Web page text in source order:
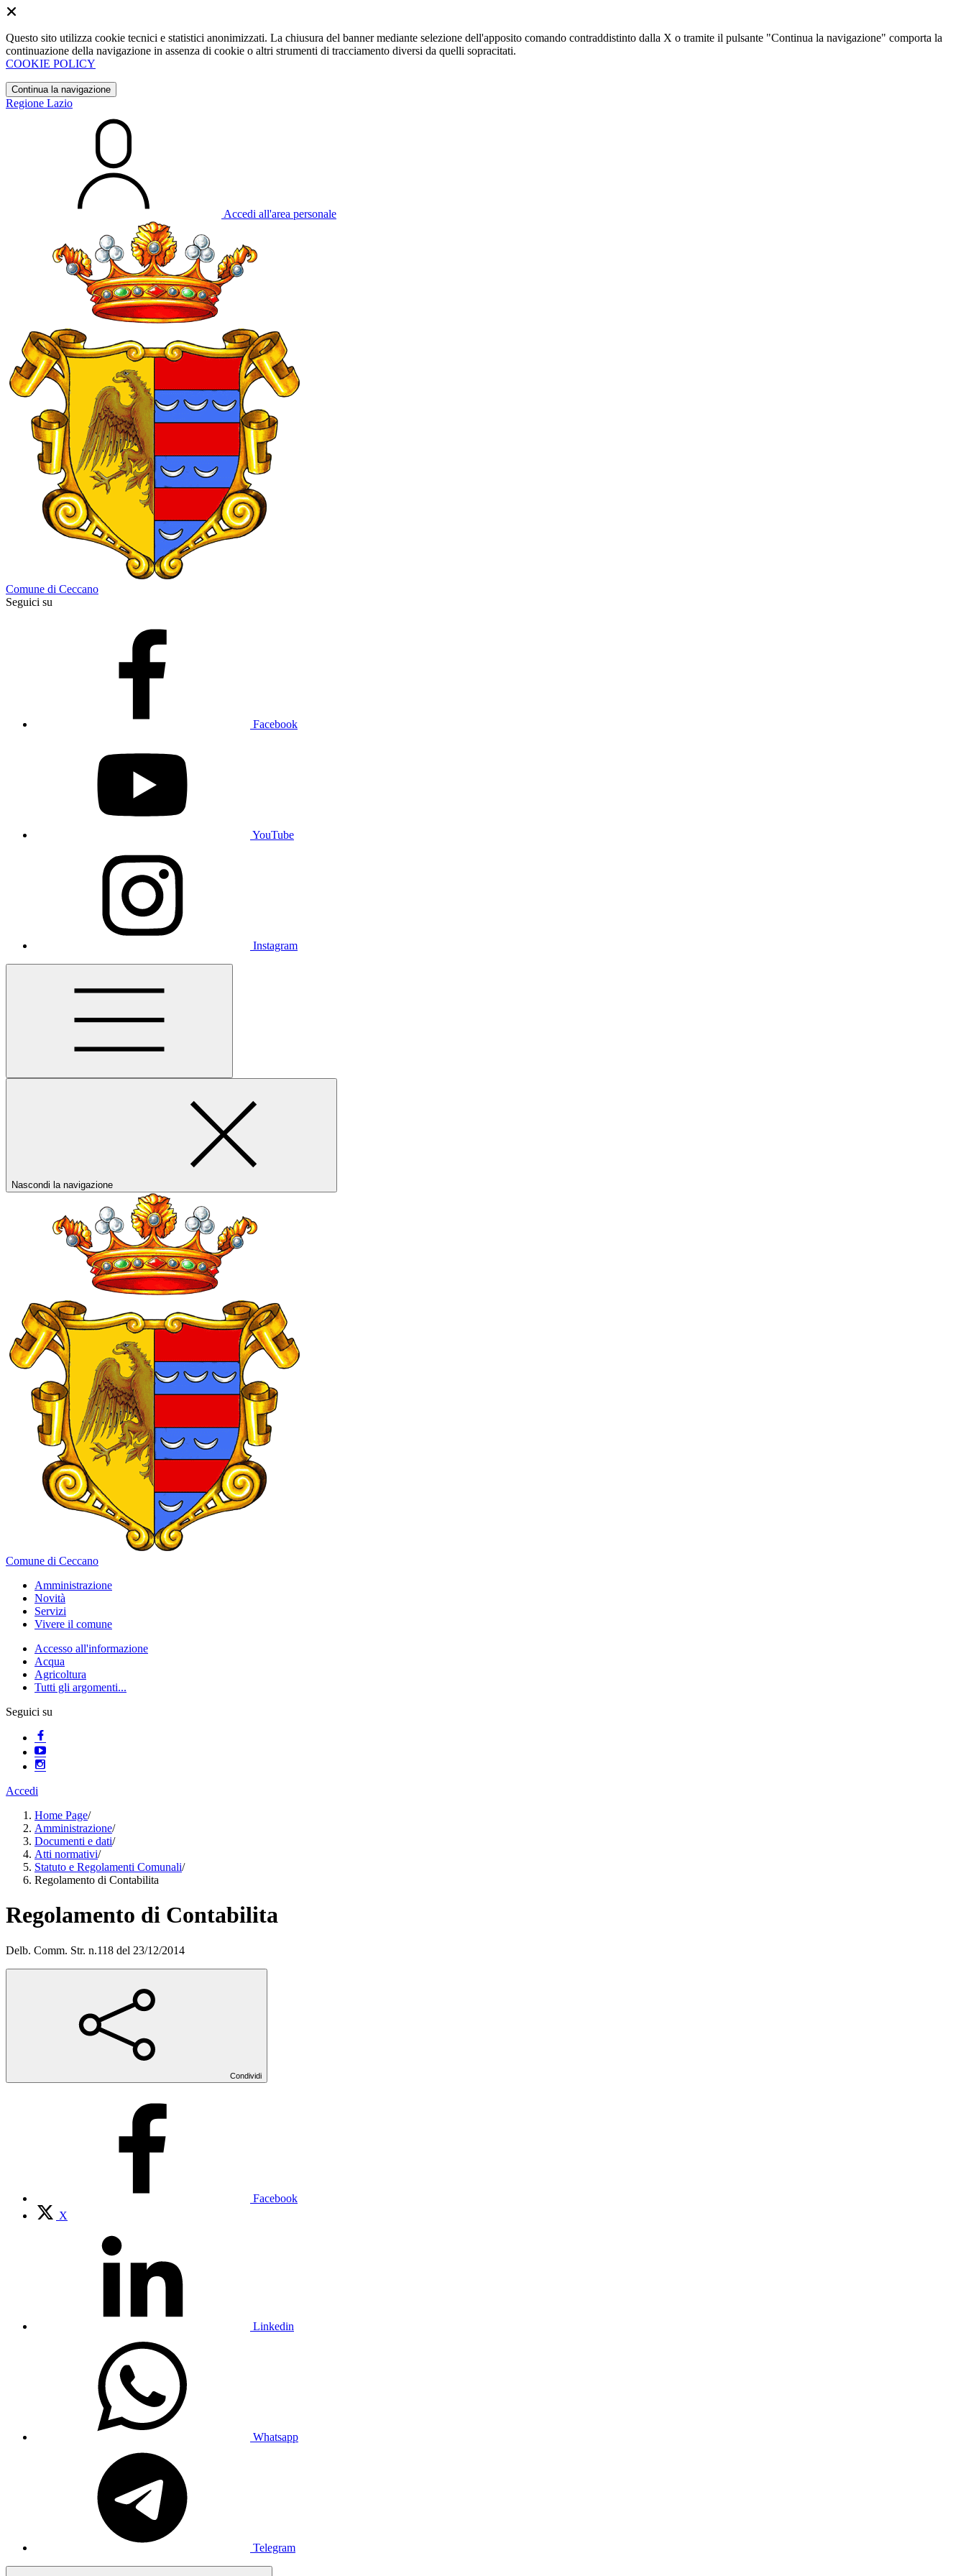
Questo sito utilizza cookie tecnici e statistici anonimizzati. La chiusura del banner mediante selezione dell'apposito comando contraddistinto dalla X o tramite il pulsante "Continua la navigazione" comporta la
continuazione della navigazione in assenza di cookie o altri strumenti di tracciamento diversi da quelli sopracitati.
COOKIE POLICY
Continua la navigazione
Regione Lazio
Accedi all'area personale
Comune di Ceccano
Seguici su
Facebook
YouTube
Instagram
Nascondi la navigazione
Comune di Ceccano
Amministrazione
Novità
Servizi
Vivere il comune
Accesso all'informazione
Acqua
Agricoltura
Tutti gli argomenti...
Seguici su
Accedi
Home Page/
Amministrazione/
Documenti e dati/
Atti normativi/
Statuto e Regolamenti Comunali/
Regolamento di Contabilita
Regolamento di Contabilita
Delb. Comm. Str. n.118 del 23/12/2014
Condividi
Facebook
X
Linkedin
Whatsapp
Telegram